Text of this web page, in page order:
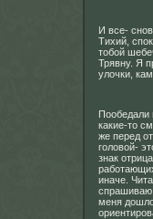
И все-
Тихий,
тобой
Трявну. Я
улочки,
Пообедали
какие-то
же перед
головой-
знак
иначе.
спрашиваю,
меня дошло